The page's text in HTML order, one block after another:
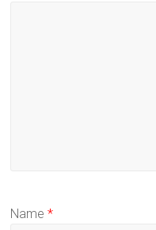
Name*